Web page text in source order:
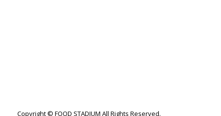
Copyright © FOOD STADIUM All Rights Reserved.